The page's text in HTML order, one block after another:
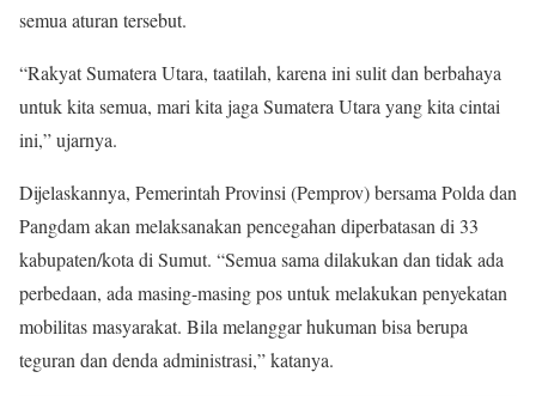
semua aturan tersebut.
“Rakyat Sumatera Utara, taatilah, karena ini sulit dan berbahaya
untuk kita semua, mari kita jaga Sumatera Utara yang kita cintai
ini,” ujarnya.
Dijelaskannya, Pemerintah Provinsi (Pemprov) bersama Polda dan
Pangdam akan melaksanakan pencegahan diperbatasan di 33
kabupaten/kota di Sumut. “Semua sama dilakukan dan tidak ada
perbedaan, ada masing-masing pos untuk melakukan penyekatan
mobilitas masyarakat. Bila melanggar hukuman bisa berupa
teguran dan denda administrasi,” katanya.